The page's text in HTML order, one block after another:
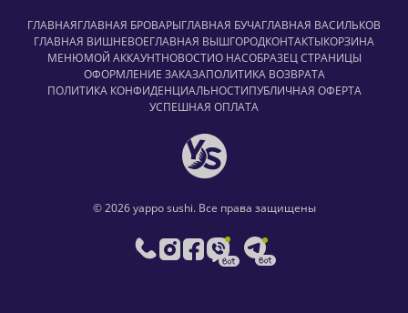
ГЛАВНАЯГЛАВНАЯ БРОВАРЫГЛАВНАЯ БУЧАГЛАВНАЯ ВАСИЛЬКОВ
ГЛАВНАЯ ВИШНЕВОЕГЛАВНАЯ ВЫШГОРОДКОНТАКТЫКОРЗИНА
МЕНЮМОЙ АККАУНТНОВОСТИО НАСОБРАЗЕЦ СТРАНИЦЫ
ОФОРМЛЕНИЕ ЗАКАЗАПОЛИТИКА ВОЗВРАТА
ПОЛИТИКА КОНФИДЕНЦИАЛЬНОСТИПУБЛИЧНАЯ ОФЕРТА
УСПЕШНАЯ ОПЛАТА
© 2026 yappo sushi. Все права защищены